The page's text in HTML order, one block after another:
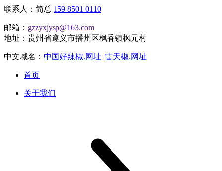
联系人：简总 159 8501 0110
邮箱： gzzyxjysp@163.com
地址：贵州省遵义市播州区枫香镇枫元村
中文域名： 中国好辣椒.网址 雷天椒.网址
首页
关于我们